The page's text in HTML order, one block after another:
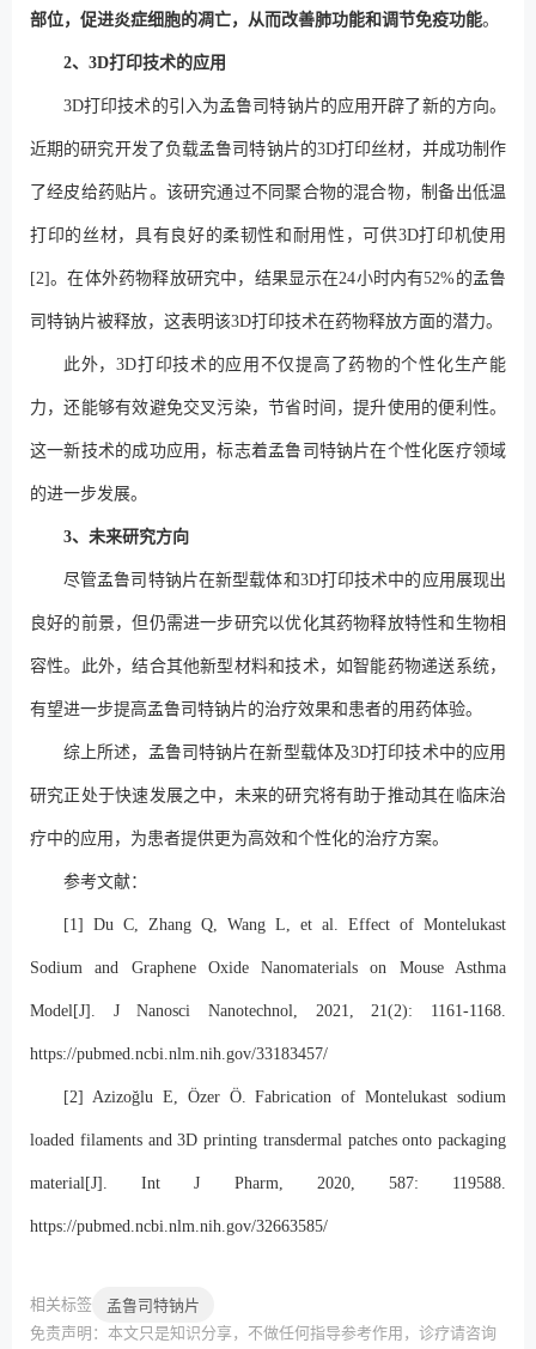
部位，促进炎症细胞的凋亡，从而改善肺功能和调节免疫功能。
2、3D打印技术的应用
3D打印技术的引入为孟鲁司特钠片的应用开辟了新的方向。
近期的研究开发了负载孟鲁司特钠片的3D打印丝材，并成功制作
了经皮给药贴片。该研究通过不同聚合物的混合物，制备出低温
打印的丝材，具有良好的柔韧性和耐用性，可供3D打印机使用
[2]。在体外药物释放研究中，结果显示在24小时内有52%的孟鲁
司特钠片被释放，这表明该3D打印技术在药物释放方面的潜力。
此外，3D打印技术的应用不仅提高了药物的个性化生产能
力，还能够有效避免交叉污染，节省时间，提升使用的便利性。
这一新技术的成功应用，标志着孟鲁司特钠片在个性化医疗领域
的进一步发展。
3、未来研究方向
尽管孟鲁司特钠片在新型载体和3D打印技术中的应用展现出
良好的前景，但仍需进一步研究以优化其药物释放特性和生物相
容性。此外，结合其他新型材料和技术，如智能药物递送系统，
有望进一步提高孟鲁司特钠片的治疗效果和患者的用药体验。
综上所述，孟鲁司特钠片在新型载体及3D打印技术中的应用
研究正处于快速发展之中，未来的研究将有助于推动其在临床治
疗中的应用，为患者提供更为高效和个性化的治疗方案。
参考文献：
[1] Du C, Zhang Q, Wang L, et al. Effect of Montelukast
Sodium and Graphene Oxide Nanomaterials on Mouse Asthma
Model[J]. J Nanosci Nanotechnol, 2021, 21(2): 1161-1168.
https://pubmed.ncbi.nlm.nih.gov/33183457/
[2] Azizoğlu E, Özer Ö. Fabrication of Montelukast sodium
loaded filaments and 3D printing transdermal patches onto packaging
material[J]. Int J Pharm, 2020, 587: 119588.
https://pubmed.ncbi.nlm.nih.gov/32663585/
相关标签
孟鲁司特钠片
免责声明：本文只是知识分享，不做任何指导参考作用，诊疗请咨询